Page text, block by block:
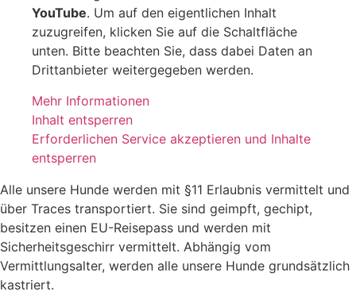
YouTube. Um auf den eigentlichen Inhalt
zuzugreifen, klicken Sie auf die Schaltfläche
unten. Bitte beachten Sie, dass dabei Daten an
Drittanbieter weitergegeben werden.
Mehr Informationen
Inhalt entsperren
Erforderlichen Service akzeptieren und Inhalte
entsperren
Alle unsere Hunde werden mit §11 Erlaubnis vermittelt und
über Traces transportiert. Sie sind geimpft, gechipt,
besitzen einen EU-Reisepass und werden mit
Sicherheitsgeschirr vermittelt. Abhängig vom
Vermittlungsalter, werden alle unsere Hunde grundsätzlich
kastriert.